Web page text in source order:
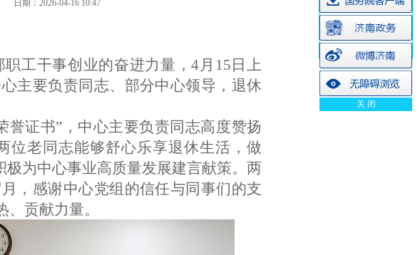
日期：2026-04-16 10:47
工干事创业的奋进力量，4月15日上
主要负责同志、部分中心领导 ， 退休
誉证书”， 中心主要负责同志高度赞扬
位老 同志能够舒心乐享退休生活，做
极为中心事业高质量发展建言献策。两
，感谢中心党组 的信任与同事们的支
贡献力量。
关 闭